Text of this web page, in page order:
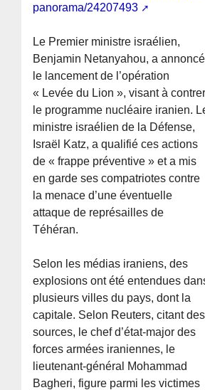
panorama/24207493
Le Premier ministre israélien,
Benjamin Netanyahou, a annoncé
le lancement de l’opération
« Levée du Lion », visant à contrer
le programme nucléaire iranien.
ministre israélien de la Défense,
Israël Katz, a qualifié ces actions
de « frappe préventive » et a mis
en garde ses compatriotes contre
la menace d’une éventuelle
attaque de représailles de
Téhéran.
Selon les médias iraniens, des
explosions ont été entendues
plusieurs villes du pays, dont la
capitale. Selon Reuters, citant des
sources, le chef d’état-major des
forces armées iraniennes, le
lieutenant-général Mohammad
Bagheri, figure parmi les victimes